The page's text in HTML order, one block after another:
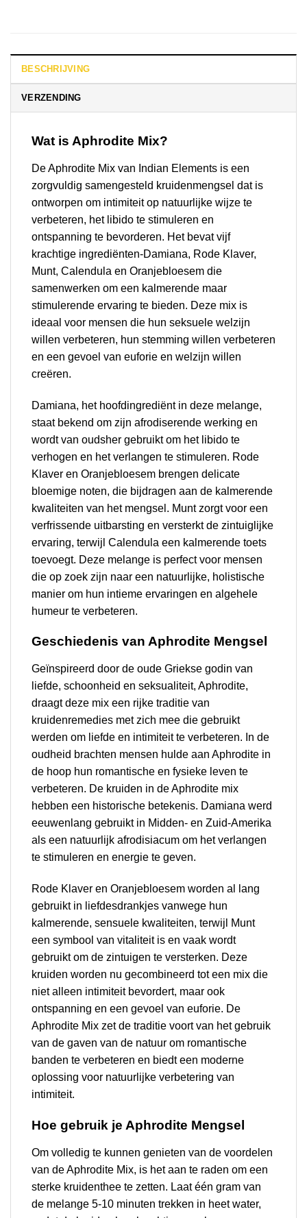
BESCHRIJVING
VERZENDING
Wat is Aphrodite Mix?
De Aphrodite Mix van Indian Elements is een
zorgvuldig samengesteld kruidenmengsel dat is
ontworpen om intimiteit op natuurlijke wijze te
verbeteren, het libido te stimuleren en
ontspanning te bevorderen. Het bevat vijf
krachtige ingrediënten-Damiana, Rode Klaver,
Munt, Calendula en Oranjebloesem die
samenwerken om een kalmerende maar
stimulerende ervaring te bieden. Deze mix is
ideaal voor mensen die hun seksuele welzijn
willen verbeteren, hun stemming willen verbeteren
en een gevoel van euforie en welzijn willen
creëren.
Damiana, het hoofdingrediënt in deze melange,
staat bekend om zijn afrodiserende werking en
wordt van oudsher gebruikt om het libido te
verhogen en het verlangen te stimuleren. Rode
Klaver en Oranjebloesem brengen delicate
bloemige noten, die bijdragen aan de kalmerende
kwaliteiten van het mengsel. Munt zorgt voor een
verfrissende uitbarsting en versterkt de zintuiglijke
ervaring, terwijl Calendula een kalmerende toets
toevoegt. Deze melange is perfect voor mensen
die op zoek zijn naar een natuurlijke, holistische
manier om hun intieme ervaringen en algehele
humeur te verbeteren.
Geschiedenis van Aphrodite Mengsel
Geïnspireerd door de oude Griekse godin van
liefde, schoonheid en seksualiteit, Aphrodite,
draagt deze mix een rijke traditie van
kruidenremedies met zich mee die gebruikt
werden om liefde en intimiteit te verbeteren. In de
oudheid brachten mensen hulde aan Aphrodite in
de hoop hun romantische en fysieke leven te
verbeteren. De kruiden in de Aphrodite mix
hebben een historische betekenis. Damiana werd
eeuwenlang gebruikt in Midden- en Zuid-Amerika
als een natuurlijk afrodisiacum om het verlangen
te stimuleren en energie te geven.
Rode Klaver en Oranjebloesem worden al lang
gebruikt in liefdesdrankjes vanwege hun
kalmerende, sensuele kwaliteiten, terwijl Munt
een symbool van vitaliteit is en vaak wordt
gebruikt om de zintuigen te versterken. Deze
kruiden worden nu gecombineerd tot een mix die
niet alleen intimiteit bevordert, maar ook
ontspanning en een gevoel van euforie. De
Aphrodite Mix zet de traditie voort van het gebruik
van de gaven van de natuur om romantische
banden te verbeteren en biedt een moderne
oplossing voor natuurlijke verbetering van
intimiteit.
Hoe gebruik je Aphrodite Mengsel
Om volledig te kunnen genieten van de voordelen
van de Aphrodite Mix, is het aan te raden om een
sterke kruidenthee te zetten. Laat één gram van
de melange 5-10 minuten trekken in heet water,